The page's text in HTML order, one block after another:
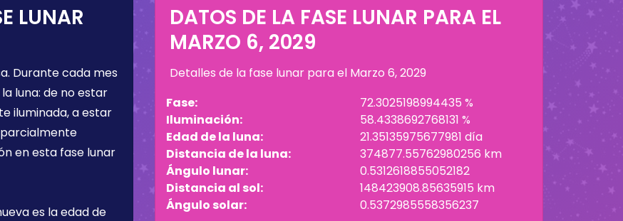
LUNAR
. Durante cada mes
luna: de no estar
iluminada, a estar
en esta fase lunar
es la edad de
DATOS DE LA FASE LUNAR PARA EL
MARZO 6, 2029
Detalles de la fase lunar para el Marzo 6, 2029
Fase:
72.3025198994435 %
Iluminación:
58.4338692768131 %
Edad de la luna:
21.35135975677981 día
Distancia de la luna:
374877.55762980256 km
Ángulo lunar:
0.5312618855052182
Distancia al sol:
148423908.85635915 km
Ángulo solar:
0.5372985558356237